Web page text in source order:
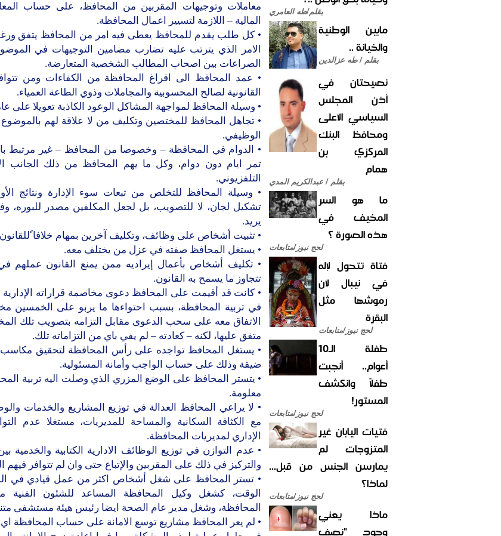
بقلم/طه العامري
مابين الوطنية
والخيانة ..
بقلم / طه عزالدين
نصيحتان في
أذن المجلس
السياسي الأعلى
ومحافظ البنك
المركزي بن
همام
بقلم / عبدالكريم المدي
ما هو السر
المخيف في
هذه الصورة ؟
لحج نيوز/متابعات
فتاة تتحول لإله
في نيبال لأن
رموشها مثل
البقرة
لحج نيوز/متابعات
طفلة الـ10
أعوام.. أنجبت
طفلاً وانكشف
المستور!
لحج نيوز/متابعات
فتيات اليابان غير
المتزوجات لم
يمارسن الجنس من قبل...
لماذا؟
لحج نيوز/متابعات
ماذا يعني
وجود "نصف
معاملات وتوجيهات المقربين من المحافظ، على حساب
المالية – اللازمة لتسيير اعمال المحافظة.
• كل طلب يقدم للمحافظ يعطى فيه امر من المحافظ يتفق
الامر الذي يترتب عليه تضارب مضامين التوجيهات في
الصراعات بين اصحاب المطالب الشخصية المتعارضة.
• عمد المحافظ الى افراغ المحافظة من الكفاءات ومن
القانونية لصالح المحسوبية والمجاملات وذوي الطاعة العمياء.
• وسيلة المحافظ لمواجهة المشاكل الوعود الكاذبة تعويلا على
• تجاهل المحافظ للمختصين وتكليف من لا علاقة لهم
الوظيفي.
• الدوام في المحافظة – وخصوصا من المحافظ – غير مرتبط
تمر ايام دون دوام، وكل ما يهم المحافظ من ذلك الجانب
التلفزيوني.
• وسيلة المحافظ للتخلص من تبعات سوء الإدارة ونتائج
تشكيل لجان، لا للتصويب، بل لجعل المكلفين مصدر للبوره،
يريد.
• تثبيت أشخاص على وظائف، وتكليف آخرين بمهام خلافا
• يستغل المحافظ صفته في عزل من يختلف معه.
• تكليف أشخاص بأعمال إيراديه ممن يمنع القانون عملهم
تتجاوز ما يسمح به القانون.
• كانت قد أقيمت على المحافظ دعوى مخاصمة قراراته الإدارية
في تربية المحافظة، بسبب احتواءها ما يربو على الخمسين
الاتفاق معه على سحب الدعوى مقابل التزامه بتصويب تلك
متفق عليها، لكنه – كعادته – لم يفي باي من التزاماته تلك.
• يستغل المحافظ تواجده على رأس المحافظة لتحقيق
ضيقة وذلك على حساب الواجب وأمانة المسئولية.
• يتستر المحافظ على الوضع المزري الذي وصلت اليه تربية
معلومة.
• لا يراعي المحافظ العدالة في توزيع المشاريع والخدمات
مع الكثافة السكانية والمساحة للمديريات، مستغلا عدم
الإداري لمديريات المحافظة.
• عدم التوازن في توزيع الوظائف الادارية الكتابية والخدمية
والتركيز في ذلك على المقربين والإتباع حتى وان لم تتوافر فيهم
• تستر المحافظ على شغل أشخاص اكثر من عمل قيادي في
الوقت، كشغل وكيل المحافظة المساعد للشئون الفنية
المحافظة، وشغل مدير عام الصحة ايضا رئيس هيئة مستشفى
• لم يعر المحافظ مشاريع توسع الامانة على حساب المحافظة اي